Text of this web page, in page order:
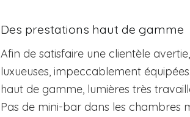
Des prestations haut de gamme
Afin de satisfaire une clientèle
luxueuses, impeccablement
haut de gamme, lumières très
Pas de mini-bar dans les chambres